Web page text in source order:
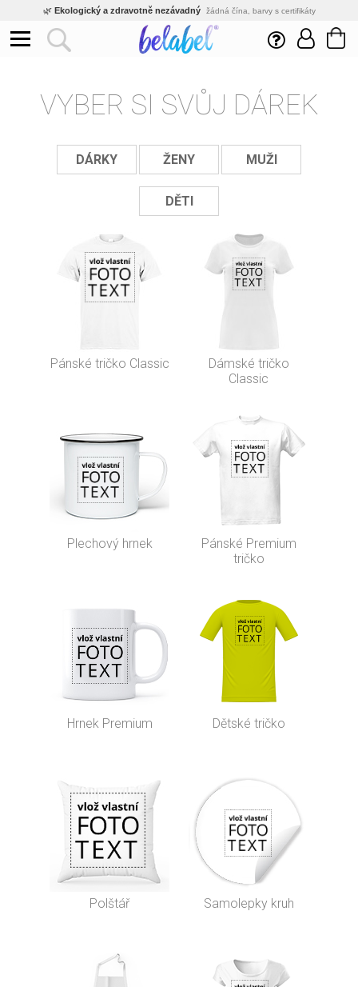
🌿 Ekologický a zdravotně nezávadný žádná čína, barvy s certifikáty
Inovativní výroba vlastní vývoj, nejnovější technologie
Rychlé dodání expedujeme do 24h
🔥Kvalita pod kontrolou jsme přímý výrobce, žádný zprostředkovatel
🇨🇿 Český eshop s tradicí od roku 2010 tisíce spokojených zákazníků
VYBER SI SVŮJ DÁREK
DÁRKY ŽENY MUŽI
DĚTI
Pánské tričko Classic
Dámské tričko
Classic
Plechový hrnek
Pánské Premium
tričko
Hrnek Premium Dětské tričko
Polštář Samolepky kruh